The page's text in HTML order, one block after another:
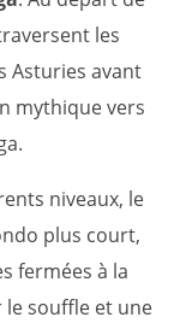
les
Asturies avant
mythique vers
niveaux, le
plus court,
fermées à la
souffle et une